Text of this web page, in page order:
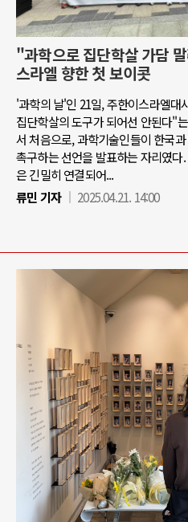
"과학으로 집단학살 가담
스라엘 향한 첫 보이콧
'과학의 날'인 21일, 주한이스라엘
집단학살의 도구가 되어선 안된다"
서 처음으로, 과학기술인들이 한국
촉구하는 선언을 발표하는 자리였
은 긴밀히 연결되어...
류민 기자
2025.04.21. 14:00